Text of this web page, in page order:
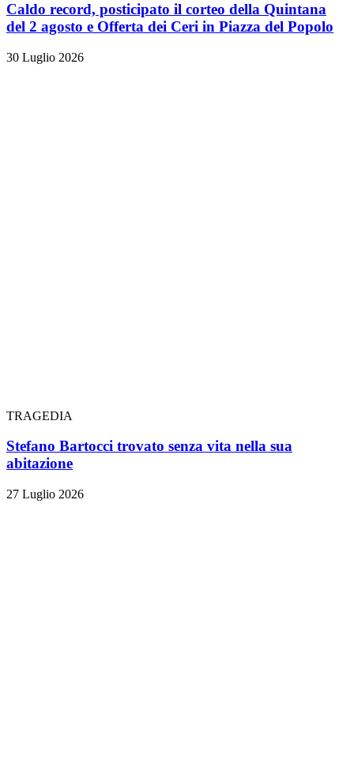
Caldo record, posticipato il corteo della Quintana
del 2 agosto e Offerta dei Ceri in Piazza del Popolo
30 Luglio 2026
TRAGEDIA
Stefano Bartocci trovato senza vita nella sua
abitazione
27 Luglio 2026